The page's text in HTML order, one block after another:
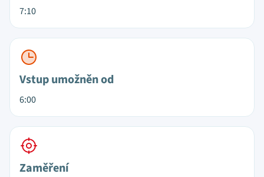
7:10
Vstup umožněn od
6:00
Zaměření